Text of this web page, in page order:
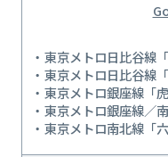
東京メトロ日比谷線
東京メトロ日比谷線
東京メトロ銀座線「
東京メトロ銀座線／
東京メトロ南北線「